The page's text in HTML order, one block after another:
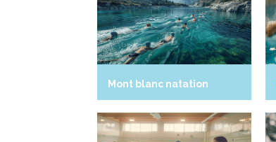
Mont blanc natation